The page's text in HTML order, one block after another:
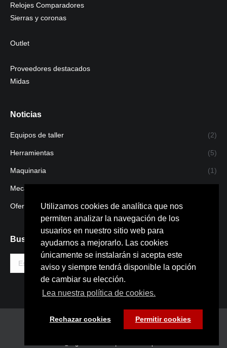
Utilizamos cookies de analítica que nos
permiten analizar la navegación de los
usuarios en nuestro sitio web para
ayudarnos a mejorarlo. Las cookies
únicamente se instalarán si acepta este
aviso y siempre tendrá disponible la opción
de cambiar su elección.
Lea nuestra política de cookies.
Rechazar cookies Permitir cookies
Relojes Comparadores
Sierras y coronas
Outlet
Proveedores destacados
Midas
Noticias
Equipos de taller (2)
Herramientas (5)
Maquinaria (1)
Mecanizado
Ofertas
Buscar
Buscar:
Copyright © 2022 · Bigarren S.L.
infosnsn@bigarrensl.com /